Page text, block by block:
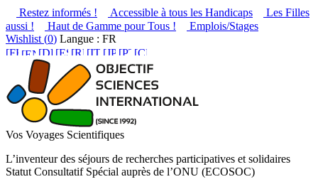
Restez informés ! Accessible à tous les Handicaps
Les Filles
aussi !
Haut de Gamme pour Tous !
Emplois/Stages
Wishlist (0) Langue : FR
Vos Voyages Scientifiques
L’inventeur des séjours de recherches participatives et solidaires
Statut Consultatif Spécial auprès de l’ONU (ECOSOC)